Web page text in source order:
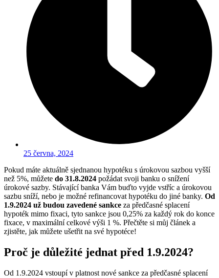
25 června, 2024
Pokud máte aktuálně sjednanou hypotéku s úrokovou sazbou vyšší
než 5%, můžete do 31.8.2024 požádat svoji banku o snížení
úrokové sazby. Stávající banka Vám buďto vyjde vstříc a úrokovou
sazbu sníží, nebo je možné refinancovat hypotéku do jiné banky. Od
1.9.2024 už budou zavedené sankce za předčasné splacení
hypoték mimo fixaci, tyto sankce jsou 0,25% za každý rok do konce
fixace, v maximální celkové výši 1 %. Přečtěte si můj článek a
zjistěte, jak můžete ušetřit na své hypotéce!
Proč je důležité jednat před 1.9.2024?
Od 1.9.2024 vstoupí v platnost nové sankce za předčasné splacení